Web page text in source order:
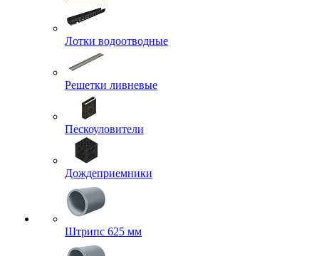
Лотки водоотводные
Решетки ливневые
Пескоуловители
Дождеприемники
Штрипс 625 мм